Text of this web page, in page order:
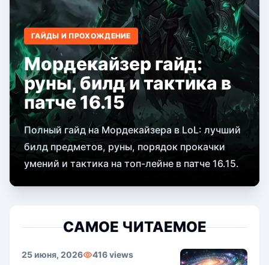
ГАЙДЫ И ПРОХОЖДЕНИЕ
Мордекайзер гайд:
руны, билд и тактика в
патче 16.15
Полный гайд на Мордекайзера в LoL: лучший
билд предметов, руны, порядок прокачки
умений и тактика на топ-лейне в патче 16.15.
САМОЕ ЧИТАЕМОЕ
25 июня, 2026 416 views